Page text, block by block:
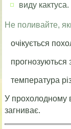
виду кактуса.
Не поливайте,
очікується
прогнозуються
температура
У прохолодному
загниває.